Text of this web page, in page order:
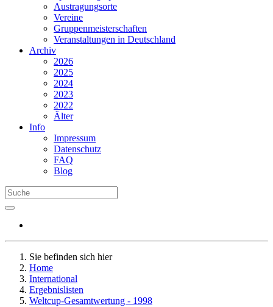
Austragungsorte
Vereine
Gruppenmeisterschaften
Veranstaltungen in Deutschland
Archiv
2026
2025
2024
2023
2022
Älter
Info
Impressum
Datenschutz
FAQ
Blog
Sie befinden sich hier
Home
International
Ergebnislisten
Weltcup-Gesamtwertung - 1998